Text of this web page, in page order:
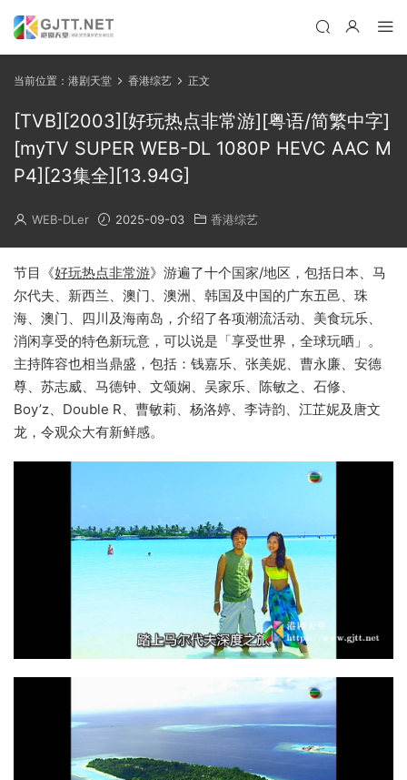
当前位置： 港剧天堂 香港综艺 正文
[TVB][2003][好玩热点非常游][粤语/简繁中字]
[myTV SUPER WEB-DL 1080P HEVC AAC M
P4][23集全][13.94G]
WEB-DLer 2025-09-03 香港综艺
节目《好玩热点非常游》游遍了十个国家/地区，包括日本、马
尔代夫、新西兰、澳门、澳洲、韩国及中国的广东五邑、珠
海、澳门、四川及海南岛，介绍了各项潮流活动、美食玩乐、
消闲享受的特色新玩意，可以说是「享受世界，全球玩晒」。
主持阵容也相当鼎盛，包括：钱嘉乐、张美妮、曹永廉、安德
尊、苏志威、马德钟、文颂娴、吴家乐、陈敏之、石修、
Boy’z、Double R、曹敏莉、杨洛婷、李诗韵、江芷妮及唐文
龙，令观众大有新鲜感。